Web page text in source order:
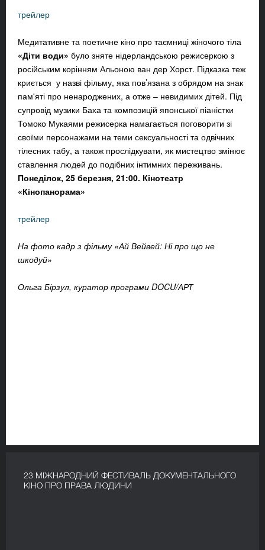
трейлер
Медитативне та поетичне кіно про таємниці жіночого тіла
«Діти води» було зняте нідерландською режисеркою з
російським корінням Альоною ван дер Хорст. Підказка теж
криється у назві фільму, яка пов’язана з обрядом на знак
пам'яті про ненароджених, а отже – невидимих дітей. Під
супровід музики Баха та композицій японської піаністки
Томоко Мукаями режисерка намагається поговорити зі
своїми персонажами на теми сексуальності та одвічних
тілесних табу, а також прослідкувати, як мистецтво змінює
ставлення людей до подібних інтимних переживань.
Понеділок, 25 березня, 21:00. Кінотеатр
«Кінопанорама»
трейлер
На фото кадр з фільму «Ай Вейвей: Ні про що не
шкодуй»
Ольга Бірзул, куратор програми DOCU/АРТ
23 МІЖНАРОДНИЙ ФЕСТИВАЛЬ ДОКУМЕНТАЛЬНОГО
КІНО ПРО ПРАВА ЛЮДИНИ